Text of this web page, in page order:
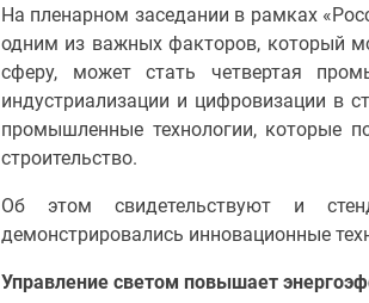
На пленарном заседании в рамках
одним из важных факторов, который
сферу, может стать четвертая
индустриализации и цифровизации в
промышленные технологии, которые
строительство.
Об этом свидетельствуют и
демонстрировались инновационные
Управление светом повышает